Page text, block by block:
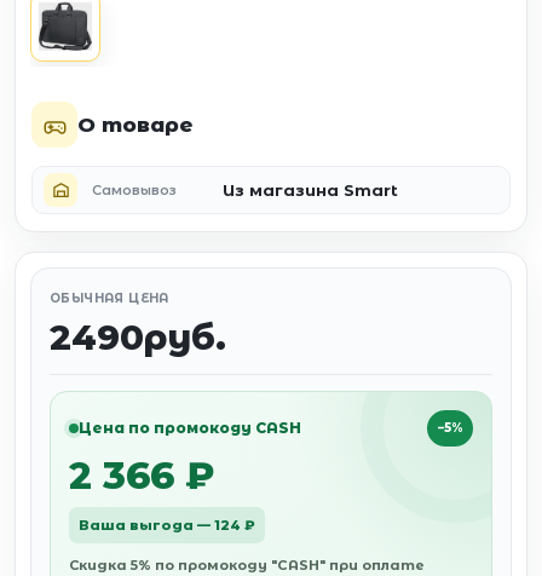
О товаре
Самовывоз Из магазина Smart
ОБЫЧНАЯ ЦЕНА
2490руб.
Цена по промокоду CASH −5%
2 366 ₽
Ваша выгода — 124 ₽
Скидка 5% по промокоду "CASH" при оплате